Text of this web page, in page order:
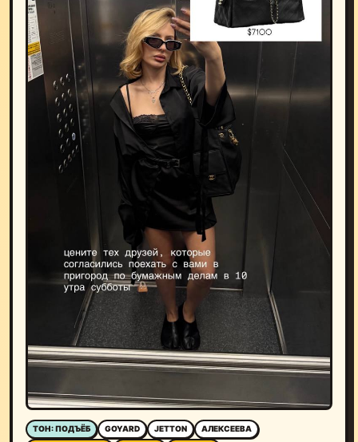
ТОН: ПОДЪЁБ GOYARD JETTON
АЛЕКСЕЕВА